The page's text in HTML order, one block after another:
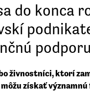
do konca
podporu
živnostníci, ktorí
získať